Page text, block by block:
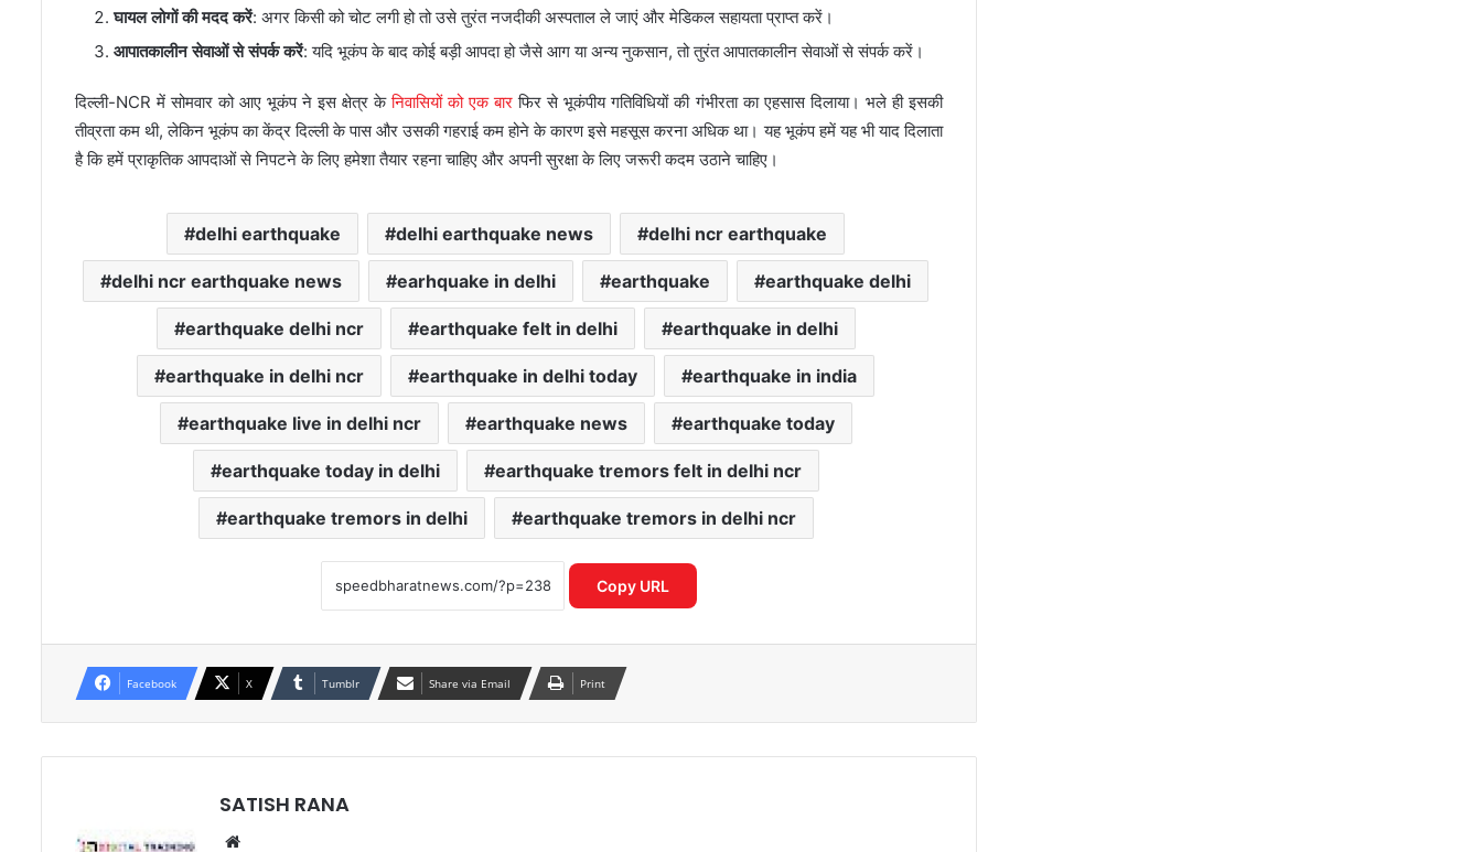
घायल लोगों की मदद करें: अगर किसी को चोट लगी हो तो उसे तुरंत नजदीकी अस्पताल ले जाएं और मेडिकल सहायता प्राप्त करें।
आपातकालीन सेवाओं से संपर्क करें: यदि भूकंप के बाद कोई बड़ी आपदा हो जैसे आग या अन्य नुकसान, तो तुरंत आपातकालीन सेवाओं से संपर्क करें।
दिल्ली-NCR में सोमवार को आए भूकंप ने इस क्षेत्र केनिवासियों को एक बार फिर से भूकंपीय गतिविधियों की गंभीरता का एहसास दिलाया। भले ही इसकी
तीव्रता कम थी, लेकिन भूकंप का केंद्र दिल्ली के पास और उसकी गहराई कम होने के कारण इसे महसूस करना अधिक था। यह भूकंप हमें यह भी याद दिलाता
है कि हमें प्राकृतिक आपदाओं से निपटने के लिए हमेशा तैयार रहना चाहिए और अपनी सुरक्षा के लिए जरूरी कदम उठाने चाहिए।
delhi earthquake delhi earthquake news delhi ncr earthquake
delhi ncr earthquake news earhquake in delhi earthquake earthquake delhi
earthquake delhi ncr earthquake felt in delhi earthquake in delhi
earthquake in delhi ncr earthquake in delhi today earthquake in india
earthquake live in delhi ncr earthquake news earthquake today
earthquake today in delhi earthquake tremors felt in delhi ncr
earthquake tremors in delhi earthquake tremors in delhi ncr
Copy URL
Facebook X Tumblr Share via Email Print
SATISH RANA
जींद से देश की पहली हाइड्रोजन ट्रेन को हरी झंडी
निंबूड़ा’ से विवाद, पाठ्यक्रम की गुणवत्ता पर फिर